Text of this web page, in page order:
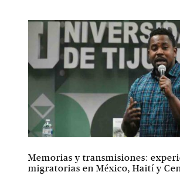
Memorias y transmisiones:
migratorias en México, Haití y